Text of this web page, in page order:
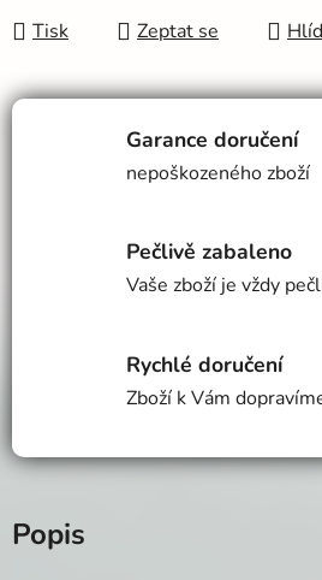
Tisk Zeptat se
Garance doručení
nepoškozeného zboží
Pečlivě zabaleno
Vaše zboží je vždy
Rychlé doručení
Zboží k Vám
Popis